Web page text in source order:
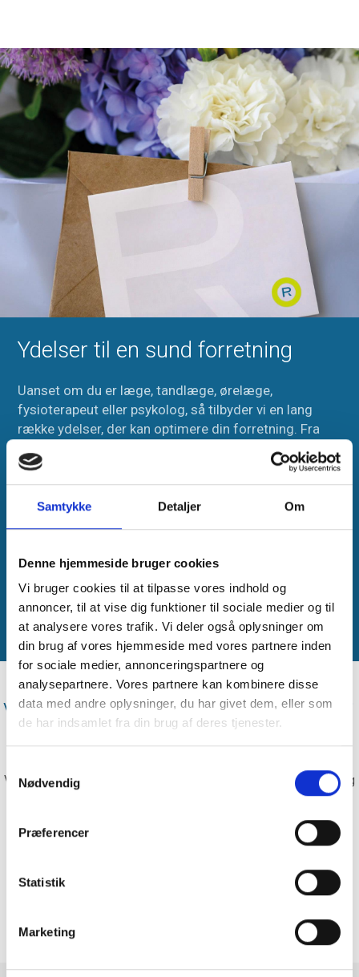
Samtykke Detaljer Om
Denne hjemmeside bruger cookies
Vi bruger cookies til at tilpasse vores indhold og
annoncer, til at vise dig funktioner til sociale medier og til
at analysere vores trafik. Vi deler også oplysninger om
din brug af vores hjemmeside med vores partnere inden
for sociale medier, annonceringspartnere og
analysepartnere. Vores partnere kan kombinere disse
data med andre oplysninger, du har givet dem, eller som
de har indsamlet fra din brug af deres tjenester.
Nødvendig
Præferencer
Statistik
Marketing
Ydelser til en sund forretning
Uanset om du er læge, tandlæge, ørelæge,
fysioterapeut eller psykolog, så tilbyder vi en lang
række ydelser, der kan optimere din forretning. Fra
den daglige drift til regnskab og rådgivning om
køb/salg af praksis. Vores ydelser omfatter:
Administration – effektivisering/outsourcing
Løbende opfølgning/perioderapporteringer
Regnskab
Selskabsstruktur
Generationsskifte/køb/salg
Vi rådgiver altid med udgangspunkt i
dine unikke behov
Vi rådgiver om mange andre forhold – eksempelvis køb og salg
af virksomheder, fusioner, generationsskifte og investeringer.
Det gør vi, fordi vi som virksomhedens revisor har en dyb
indsigt i vore kunders forhold. Vi rådgiver altid med